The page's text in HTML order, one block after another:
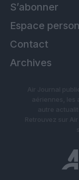
S’abonner
Espace
Contact
Archives